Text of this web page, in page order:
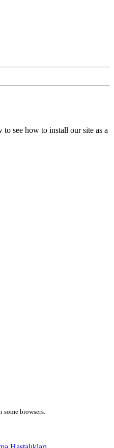
see how to install our site as a
some browsers.